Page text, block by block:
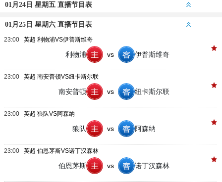
01月24日 星期五 直播节目表
01月25日 星期六 直播节目表
23:00 英超 利物浦VS伊普斯维奇
利物浦 vs 伊普斯维奇
23:00 英超 南安普顿VS纽卡斯尔联
南安普顿 vs 纽卡斯尔联
23:00 英超 狼队VS阿森纳
狼队 vs 阿森纳
23:00 英超 伯恩茅斯VS诺丁汉森林
伯恩茅斯 vs 诺丁汉森林